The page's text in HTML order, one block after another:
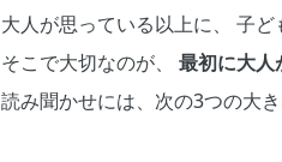
大人が思っている以上に、 子ど
そこで大切なのが、 最初に大人
読み聞かせには、次の3つの大き